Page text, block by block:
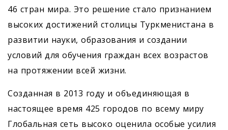
46 стран мира. Это решение стало признанием
высоких достижений столицы Туркменистана в
развитии науки, образования и создании
условий для обучения граждан всех возрастов
на протяжении всей жизни.
Созданная в 2013 году и объединяющая в
настоящее время 425 городов по всему миру
Глобальная сеть высоко оценила особые усилия